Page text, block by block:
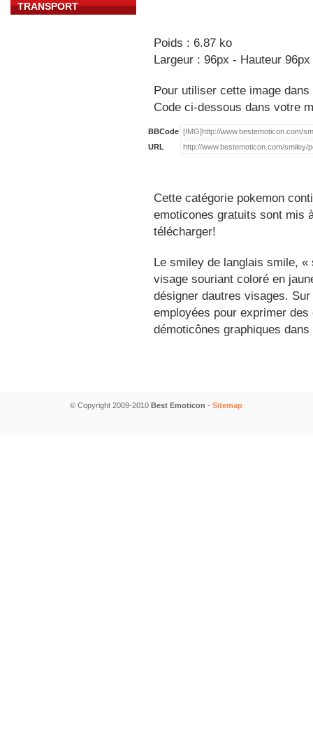
TRANSPORT
Poids : 6.87 ko
Largeur : 96px - Hauteur 96px
Pour utiliser cette image
Code ci-dessous dans votre
BBCode
URL
Cette catégorie pokemon
emoticones gratuits sont mis
télécharger!
Le smiley de langlais smile,
visage souriant coloré en
désigner dautres visages.
employées pour exprimer
démoticônes graphiques
© Copyright 2009-2010 Best Emoticon - Sitemap